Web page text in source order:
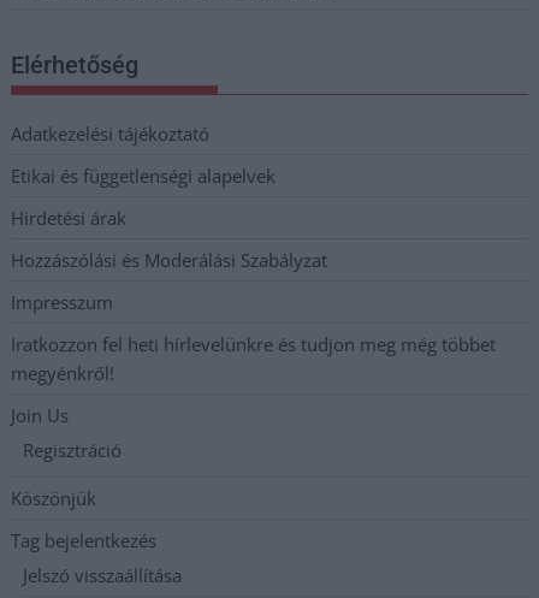
Elérhetőség
Adatkezelési tájékoztató
Etikai és függetlenségi alapelvek
Hirdetési árak
Hozzászólási és Moderálási Szabályzat
Impresszum
Iratkozzon fel heti hírlevelünkre és tudjon meg még többet
megyénkről!
Join Us
Regisztráció
Köszönjük
Tag bejelentkezés
Jelszó visszaállítása